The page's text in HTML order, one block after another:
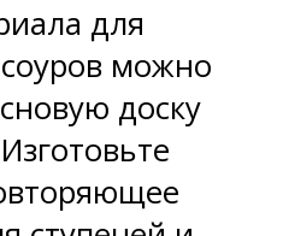
для
можно
доску